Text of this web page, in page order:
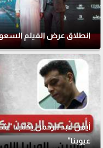
انطلاق عرض الفيلم
أيمن عبد الرحمن يكتب:
عيوبنا"